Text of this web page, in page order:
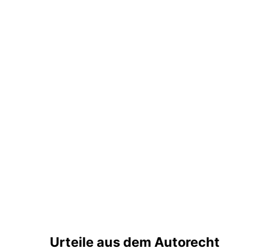
Urteile aus dem Autorecht